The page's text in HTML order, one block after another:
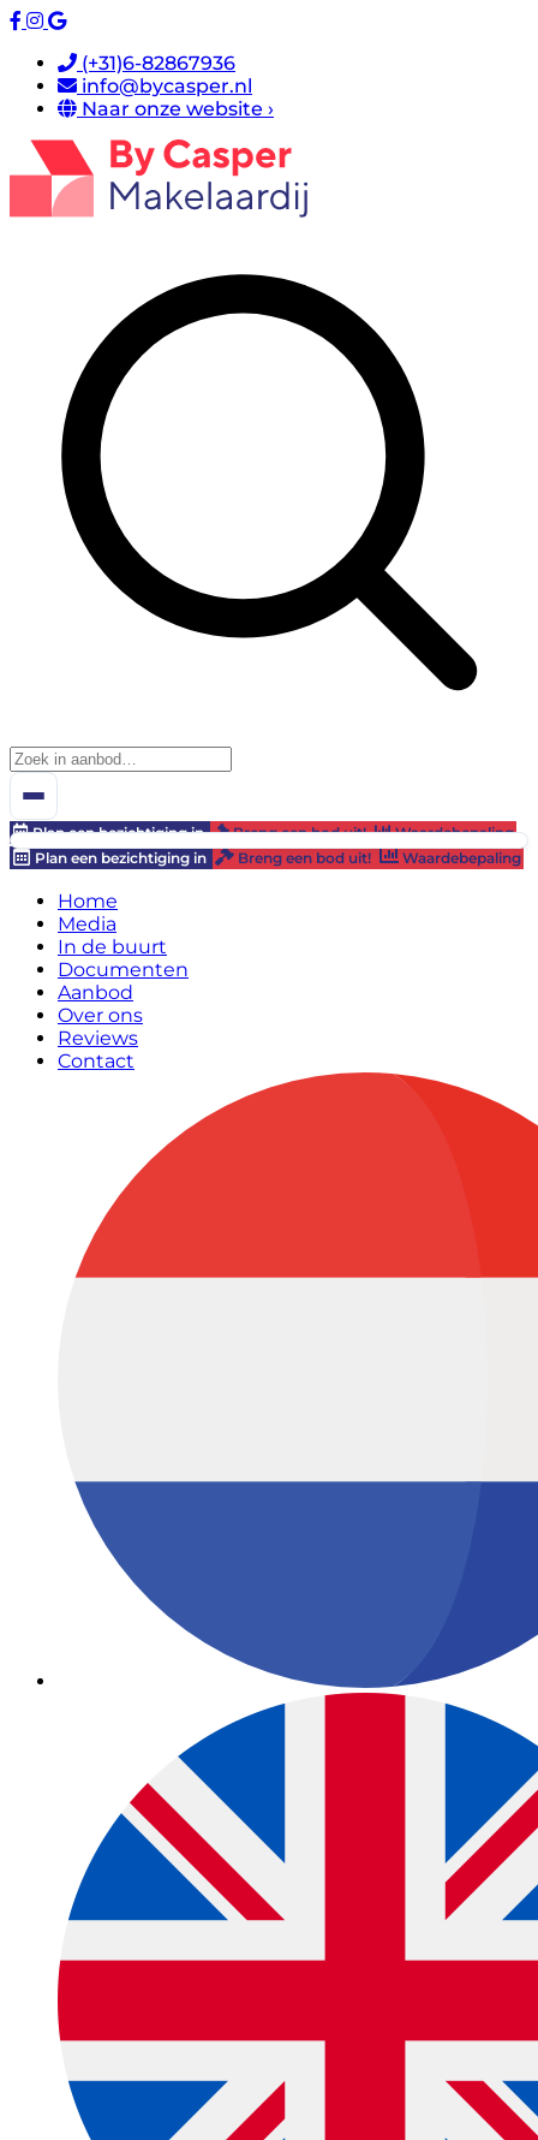
(+31)6-82867936
info@bycasper.nl
Naar onze website ›
Plan een bezichtiging in Breng een bod uit!
Waardebepaling
Plan een bezichtiging in
Breng een bod uit! Waardebepaling
Home
Media
In de buurt
Documenten
Aanbod
Over ons
Reviews
Contact